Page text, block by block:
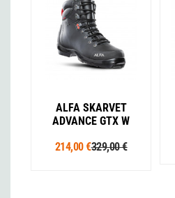
ALFA SKARVET
ADVANCE GTX W
214,00 €329,00 €